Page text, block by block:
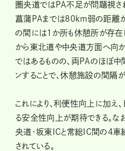
圏央道ではPA不足が問題視さ
菖蒲PAまでは80km弱の距離が
の間には1か所も休憩所が存在
から東北道や中央道方面へ向
ではあるものの、両PAのほぼ
ンすることで、休憩施設の間隔
これにより、利便性向上に加え
る安全性向上が期待できる。な
央道・坂東ICと常総IC間の4車
されている。